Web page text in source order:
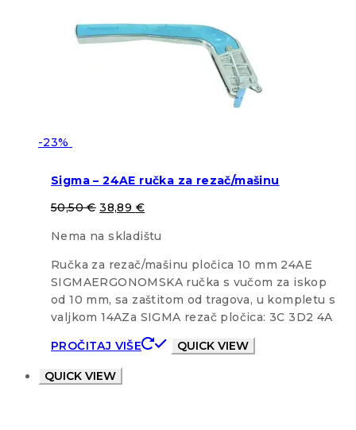
-23%
Sigma – 24AE ručka za rezač/mašinu
50,50€ 38,89 €
Nema na skladištu
Ručka za rezač/mašinu pločica 10 mm 24AE
SIGMAERGONOMSKA ručka s vučom za iskop
od 10 mm, sa zaštitom od tragova, u kompletu s
valjkom 14AZa SIGMA rezač pločica: 3C 3D2 4A
PROČITAJ VIŠE
QUICK VIEW
QUICK VIEW